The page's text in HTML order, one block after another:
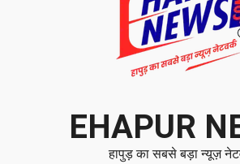
EHAPUR
हापुड़ का सबसे बड़ा न्यूज़